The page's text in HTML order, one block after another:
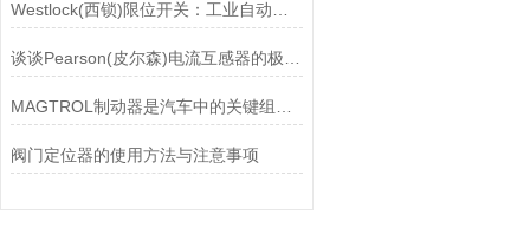
阀门定位器的使用方法与注意事项